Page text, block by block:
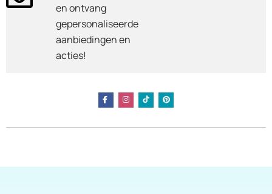
en ontvang
gepersonaliseerde
aanbiedingen en
acties!